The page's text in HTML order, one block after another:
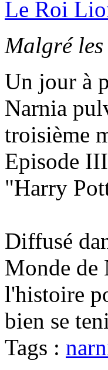
Malgré les
Un jour à
Narnia
troisième
Episode
"Harry
Diffusé
Monde de
l'histoire
bien se
Tags :